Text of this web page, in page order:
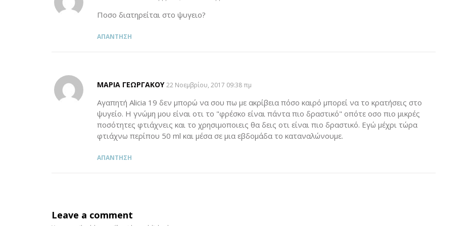
Ποσο διατηρείται στο ψυγειο?
ΑΠΆΝΤΗΣΗ
MΑΡΊΑ ΓΕΩΡΓΑΚΟΎSAYS:
22 Νοεμβρίου, 2017 09:38 πμ
Αγαπητή Alicia 19 δεν μπορώ να σου πω με ακρίβεια πόσο καιρό μπορεί να το κρατήσεις στο
ψυγείο. Η γνώμη μου είναι οτι το "φρέσκο είναι πάντα πιο δραστικό" οπότε οσο πιο μικρές
ποσότητες φτιάχνεις και το χρησιμοποιεις θα δεις οτι είναι πιο δραστικό. Εγώ μέχρι τώρα
φτιάχνω περίπου 50 ml και μέσα σε μια εβδομάδα το καταναλώνουμε.
ΑΠΆΝΤΗΣΗ
Leave a comment